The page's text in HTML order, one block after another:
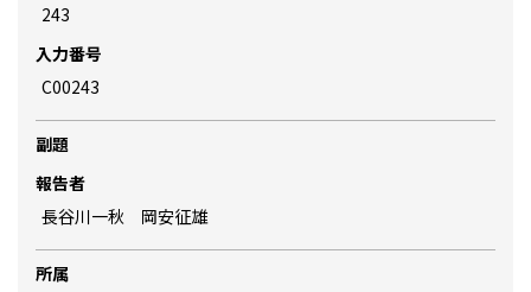
243
入力番号
C00243
副題
報告者
長谷川一秋 岡安征雄
所属